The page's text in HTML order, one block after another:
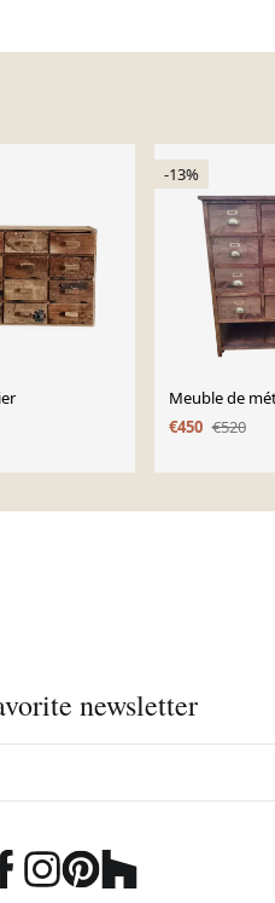
-13%
Meuble de
€450 €520
newsletter